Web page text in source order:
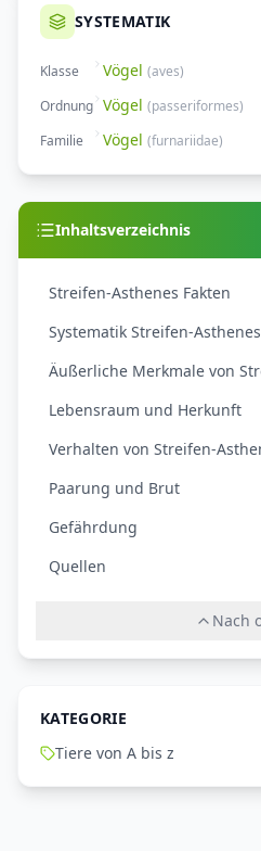
SYSTEMATIK
Klasse Vögel (aves)
Ordnung Vögel (passeriformes)
Familie
Vögel (furnariidae)
Inhaltsverzeichnis
Streifen-Asthenes Fakten
Systematik Streifen-Asthenes
Äußerliche Merkmale von
Lebensraum und Herkunft
Verhalten von Streifen-
Paarung und Brut
Gefährdung
Quellen
Nach
KATEGORIE
Tiere von A bis z